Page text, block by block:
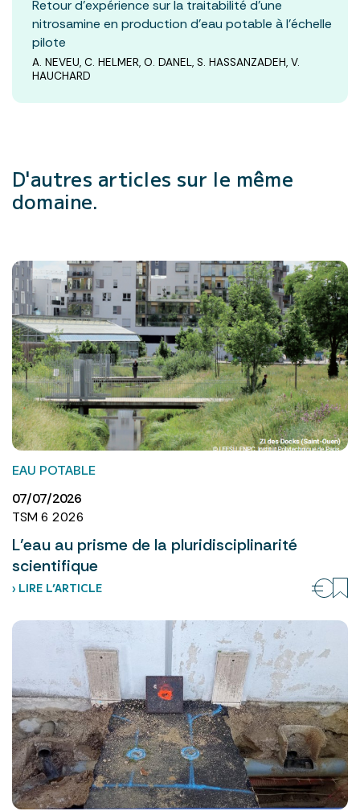
Retour d’expérience sur la traitabilité d’une
nitrosamine en production d’eau potable à l’échelle
pilote
A. NEVEU, C. HELMER, O. DANEL, S. HASSANZADEH, V.
HAUCHARD
D'autres articles sur le même
domaine.
EAU POTABLE
07/07/2026
TSM 6 2026
L’eau au prisme de la pluridisciplinarité
scientifique
› LIRE L’ARTICLE